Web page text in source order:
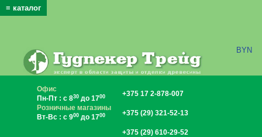
x
≡ каталог
BYN
Офис
Пн-Пт : с 830 до 1700
Розничные магазины
Вт-Вс : с 900 до 1700
+375 17 2-878-007
+375 (29) 321-52-13
+375 (29) 610-29-52